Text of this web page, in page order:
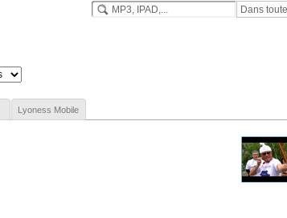
Lyoness Mobile